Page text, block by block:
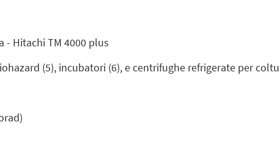
- Hitachi TM 4000 plus
(5), incubatori (6), e centrifughe refrigerate per